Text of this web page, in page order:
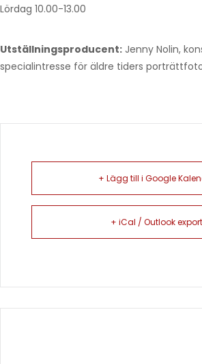
Lördag 10.00-13.00
Utställningsproducent: Jenny Nolin,
specialintresse för äldre tiders
+ Lägg till i Google
+ iCal / Outlook export